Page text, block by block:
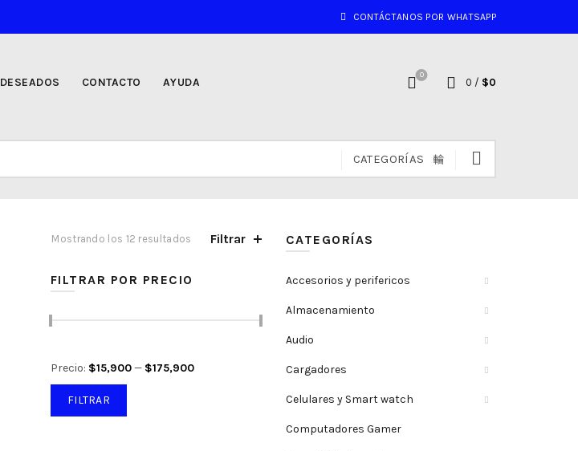
CONTÁCTANOS POR WHATSAPP
DESEADOS CONTACTO AYUDA
0
0 / $0
CATEGORÍAS
Mostrando los 12 resultados Ordenado
alto
bajo
Filtrar
FILTRAR POR PRECIO
Precio
Precio
FILTRAR
Precio: $15,900— $175,900
CATEGORÍAS
Accesorios y perifericos
Almacenamiento
Audio
Cargadores
Celulares y Smart watch
Computadores Gamer